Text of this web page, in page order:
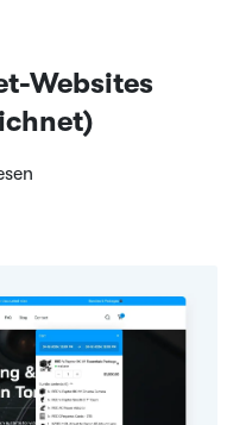
Websites